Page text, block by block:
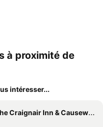
à proximité de
intéresser...
Craignair Inn & Causeway Restaurant